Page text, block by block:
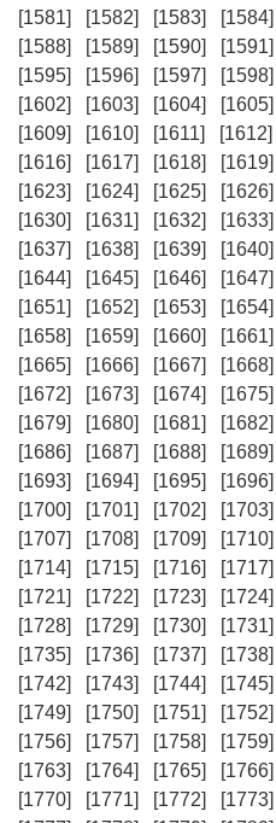
[1581]
[1582] [1583] [1584]
[1588]
[1589] [1590] [1591]
[1595]
[1596] [1597] [1598]
[1602]
[1603] [1604] [1605]
[1609]
[1610] [1611] [1612]
[1616]
[1617] [1618] [1619]
[1623]
[1624] [1625] [1626]
[1630]
[1631] [1632] [1633]
[1637]
[1638] [1639] [1640]
[1644]
[1645] [1646] [1647]
[1651]
[1652] [1653] [1654]
[1658]
[1659] [1660] [1661]
[1665]
[1666] [1667] [1668]
[1672]
[1673] [1674] [1675]
[1679]
[1680] [1681] [1682]
[1686]
[1687] [1688] [1689]
[1693]
[1694] [1695] [1696]
[1700]
[1701] [1702] [1703]
[1707]
[1708] [1709] [1710]
[1714]
[1715] [1716] [1717]
[1721]
[1722] [1723] [1724]
[1728]
[1729] [1730] [1731]
[1735]
[1736] [1737] [1738]
[1742]
[1743] [1744] [1745]
[1749]
[1750] [1751] [1752]
[1756]
[1757] [1758] [1759]
[1763]
[1764] [1765] [1766]
[1770]
[1771] [1772] [1773]